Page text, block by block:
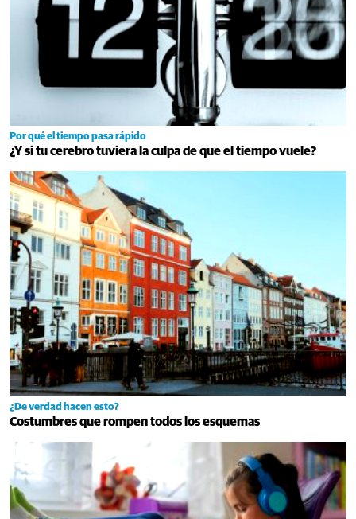
Por qué el tiempo pasa rápido
¿Y si tu cerebro tuviera la culpa de que el tiempo vuele?
¿De verdad hacen esto?
Costumbres que rompen todos los esquemas